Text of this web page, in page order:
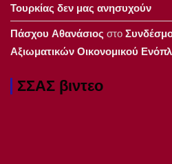
Τουρκίας δεν μας ανησυχούν
Πάσχου Αθανάσιος στο
Αξιωματικών Οικονομικού
ΣΣΑΣ βιντεο